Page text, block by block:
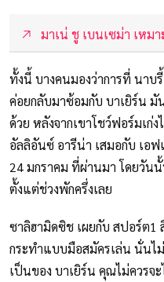
มาเน่ ชู เบนเซม่า เหม
ทั้งนี้ บางคนมองว่าการที่ นาบ
ค่อยกลับมาซ้อมกับ บาเยิร์น มั
ด้วย หลังจากเขาโชว์ฟอร์มเก่
อัลลิอันซ์ อารีน่า เสมอกับ เอ
24 มกราคม ที่ผ่านมา โดยวัน
ตั้งแต่ช่วงพักครึ่งเลย
ซาลิฮามิดซิช เผยกับ สปอร์ต1
กระทำแบบมือสมัครเล่น นั่นไ
เป็นของ บาเยิร์น คุณไม่ควร